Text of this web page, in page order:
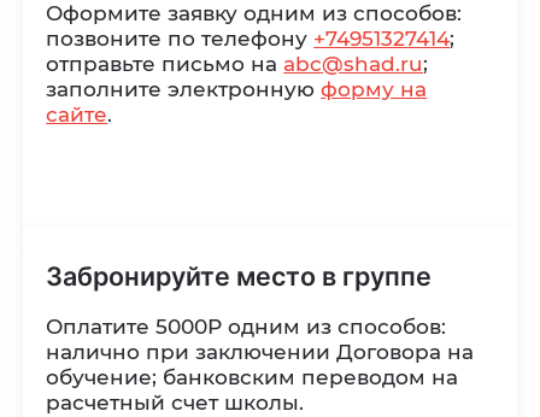
Оформите заявку одним из способов:
позвоните по телефону +74951327414;
отправьте письмо на abc@shad.ru;
заполните электроннуюформу на
сайте.
Забронируйте место в группе
Оплатите 5000Р одним из способов:
налично при заключении Договора на
обучение; банковским переводом на
расчетный счет школы.